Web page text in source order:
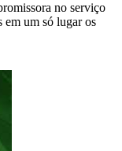
no serviço
em um só lugar os